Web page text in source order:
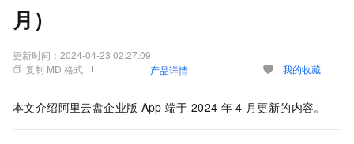
月）
更新时间： 2024-04-23 02:27:09
复制 MD 格式
产品详情 我的收藏
本文介绍阿里云盘企业版 App 端于 2024 年 4 月更新的内容。